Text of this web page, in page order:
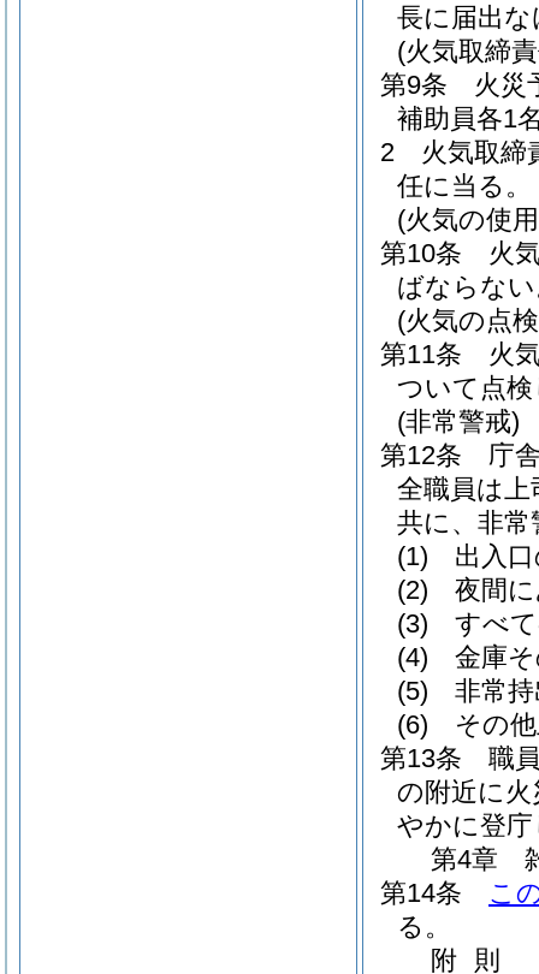
長に届出
(火気取締
第9条
火災
補助員各1
2
火気取締
任に当る。
(火気の使
第10条
火
ばならな
(火気の点
第11条
火
ついて点
(非常警戒)
第12条
庁
全職員は
共に、非
(1)
出入
(2)
夜間
(3)
すべ
(4)
金庫
(5)
非常
(6)
その
第13条
職
の附近に
やかに登
第4章
第14条
こ
る。
附 則